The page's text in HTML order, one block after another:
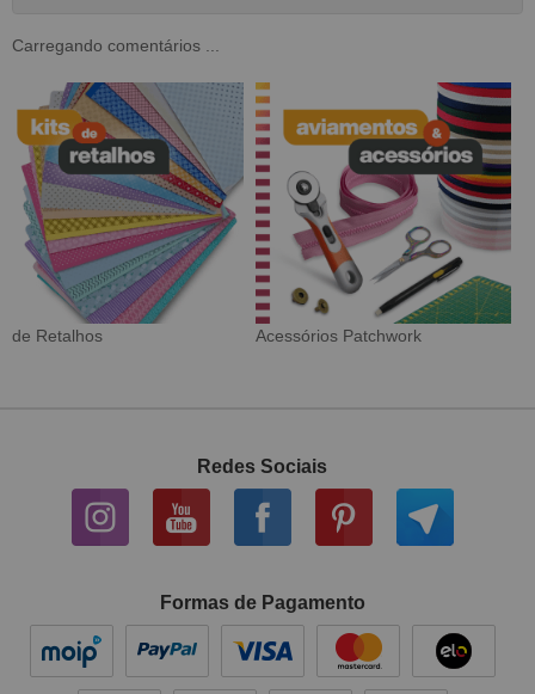
Carregando comentários ...
Tecido Digital Sarja Impermeável
Redes Sociais
Formas de Pagamento